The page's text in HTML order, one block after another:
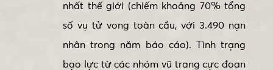
nhất thế giới (chiếm khoảng 70% tổng
số vụ tử vong toàn cầu, với 3.490 nạn
nhân trong năm báo cáo). Tình trạng
bạo lực từ các nhóm vũ trang cực đoan